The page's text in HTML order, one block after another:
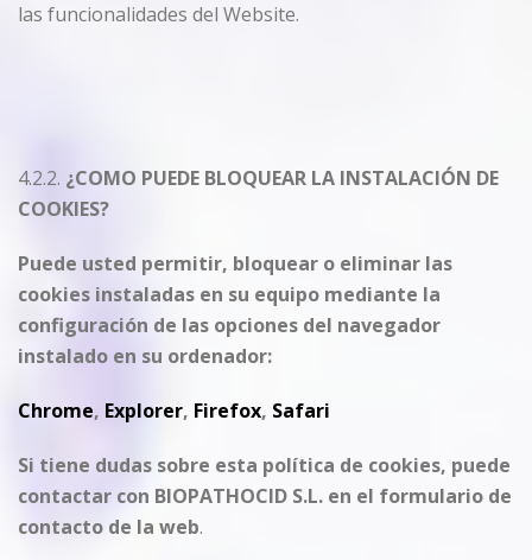
las funcionalidades del Website.
4.2.2. ¿COMO PUEDE BLOQUEAR LA INSTALACIÓN DE
COOKIES?
Puede usted permitir, bloquear o eliminar las
cookies instaladas en su equipo mediante la
configuración de las opciones del navegador
instalado en su ordenador:
Chrome, Explorer, Firefox, Safari
Si tiene dudas sobre esta política de cookies, puede
contactar con BIOPATHOCID S.L. en el formulario de
contacto de la web.